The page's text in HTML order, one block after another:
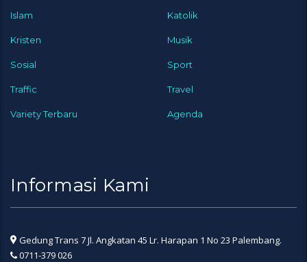
Islam Katolik
Kristen Musik
Sosial Sport
Traffic Travel
Variety Terbaru Agenda
Informasi Kami
Gedung Trans 7 Jl. Angkatan 45 Lr. Harapan 1 No 23 Palembang.
0711-379 026